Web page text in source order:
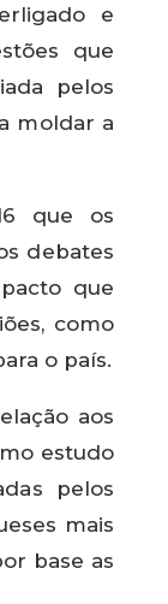
e
que
pelos
moldar a
que os
debates
que
como
o país.
aos
estudo
pelos
mais
base as